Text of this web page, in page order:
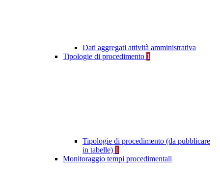
Dati aggregati attività amministrativa
Tipologie di procedimento 1
Tipologie di procedimento (da pubblicare
in tabelle) 1
Monitoraggio tempi procedimentali